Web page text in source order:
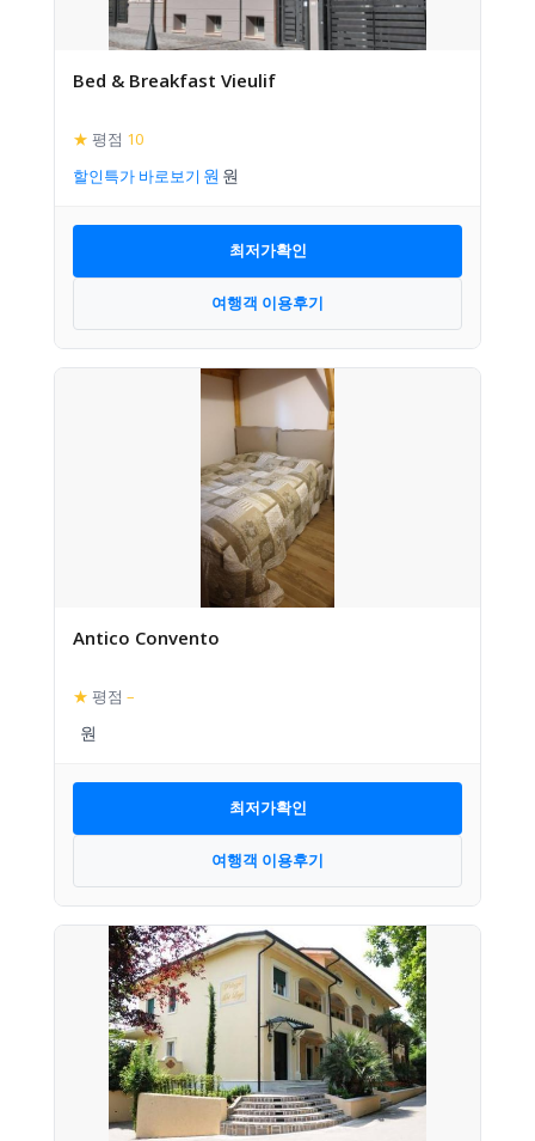
Bed & Breakfast Vieulif
★ 평점 10
할인특가 바로보기
최저가확인
여행객 이용후기
Antico Convento
★ 평점 –
최저가확인
여행객 이용후기